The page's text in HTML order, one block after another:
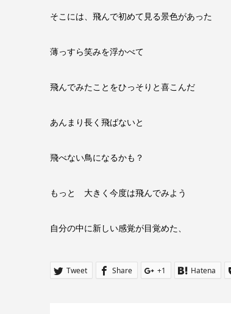
そこには、飛んで初めて見る景色があった
薄っすら笑みを浮かべて
飛んでみたことをひっそりと喜こんだ
あんまり長く飛ばないと
飛べない鳥になるかも？
もっと 大きく今度は飛んでみよう
自分の中に新しい感覚が目覚めた、
Tweet Share +1 Hatena